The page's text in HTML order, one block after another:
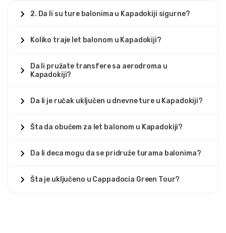
2. Da li su ture balonima u Kapadokiji sigurne?
Koliko traje let balonom u Kapadokiji?
Da li pružate transfere sa aerodroma u
Kapadokiji?
Da li je ručak uključen u dnevne ture u Kapadokiji?
Šta da obučem za let balonom u Kapadokiji?
Da li deca mogu da se pridruže turama balonima?
Šta je uključeno u Cappadocia Green Tour?